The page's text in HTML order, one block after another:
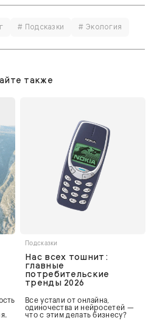
# Подсказки # Экология
также
Подсказки
Нас всех тошнит:
главные
потребительские
тренды 2026
Все устали от онлайна,
одиночества и нейросетей —
что с этим делать бизнесу?